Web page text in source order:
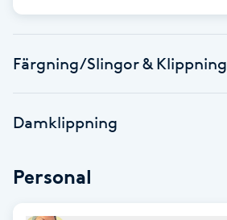
C
Coachning
Cryoterapi
Färgning/Slingor & Klippning
Damklippning
Personal